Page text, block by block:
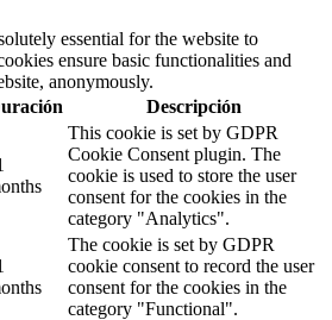
essential for the website to
ensure basic functionalities and
anonymously.
Descripción
This cookie is set by GDPR
Cookie Consent plugin. The
cookie is used to store the user
consent for the cookies in the
category "Analytics".
The cookie is set by GDPR
cookie consent to record the user
consent for the cookies in the
category "Functional".